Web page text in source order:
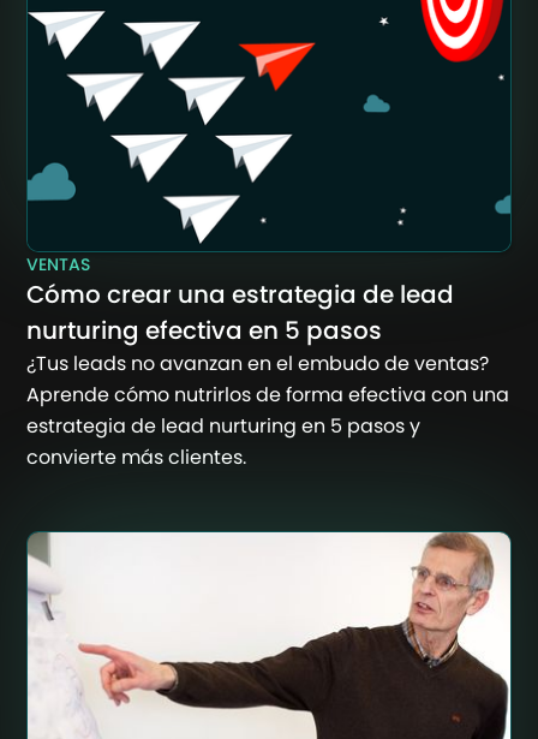
VENTAS
Cómo crear una estrategia de lead
nurturing efectiva en 5 pasos
¿Tus leads no avanzan en el embudo de ventas?
Aprende cómo nutrirlos de forma efectiva con una
estrategia de lead nurturing en 5 pasos y
convierte más clientes.